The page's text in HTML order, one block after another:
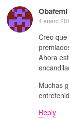
Obafemi
4 enero
Creo
Ahora
Muchas
Reply